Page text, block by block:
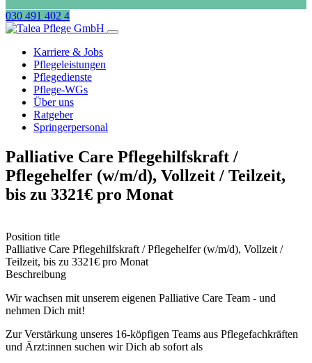
030 491 402 4
Karriere & Jobs
Pflegeleistungen
Pflegedienste
Pflege-WGs
Über uns
Ratgeber
Springerpersonal
Palliative Care Pflegehilfskraft /
Pflegehelfer (w/m/d), Vollzeit / Teilzeit,
bis zu 3321€ pro Monat
Position title
Palliative Care Pflegehilfskraft / Pflegehelfer (w/m/d), Vollzeit /
Teilzeit, bis zu 3321€ pro Monat
Beschreibung
Wir wachsen mit unserem eigenen Palliative Care Team - und
nehmen Dich mit!
Zur Verstärkung unseres 16-köpfigen Teams aus Pflegefachkräften
und Ärzt:innen suchen wir Dich ab sofort als